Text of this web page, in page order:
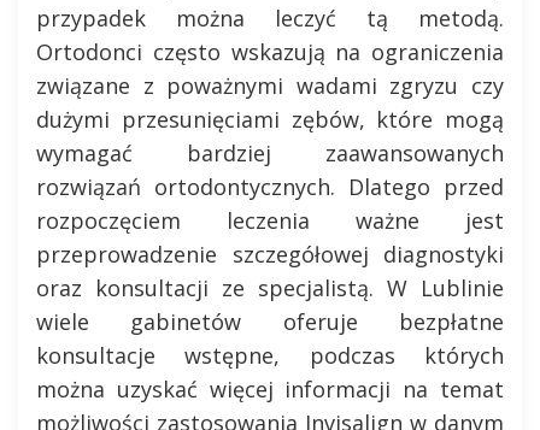
przypadek można leczyć tą metodą.
Ortodonci często wskazują na ograniczenia
związane z poważnymi wadami zgryzu czy
dużymi przesunięciami zębów, które mogą
wymagać bardziej zaawansowanych
rozwiązań ortodontycznych. Dlatego przed
rozpoczęciem leczenia ważne jest
przeprowadzenie szczegółowej diagnostyki
oraz konsultacji ze specjalistą. W Lublinie
wiele gabinetów oferuje bezpłatne
konsultacje wstępne, podczas których
można uzyskać więcej informacji na temat
możliwości zastosowania Invisalign w danym